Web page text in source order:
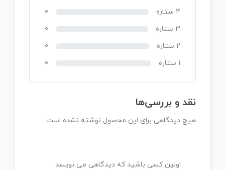
4 ستاره
0
3 ستاره
0
2 ستاره
0
1 ستاره
0
نقد و بررسی‌ها
هیچ دیدگاهی برای این محصول نوشته نشده است.
اولین کسی باشید که دیدگاهی می نویسد